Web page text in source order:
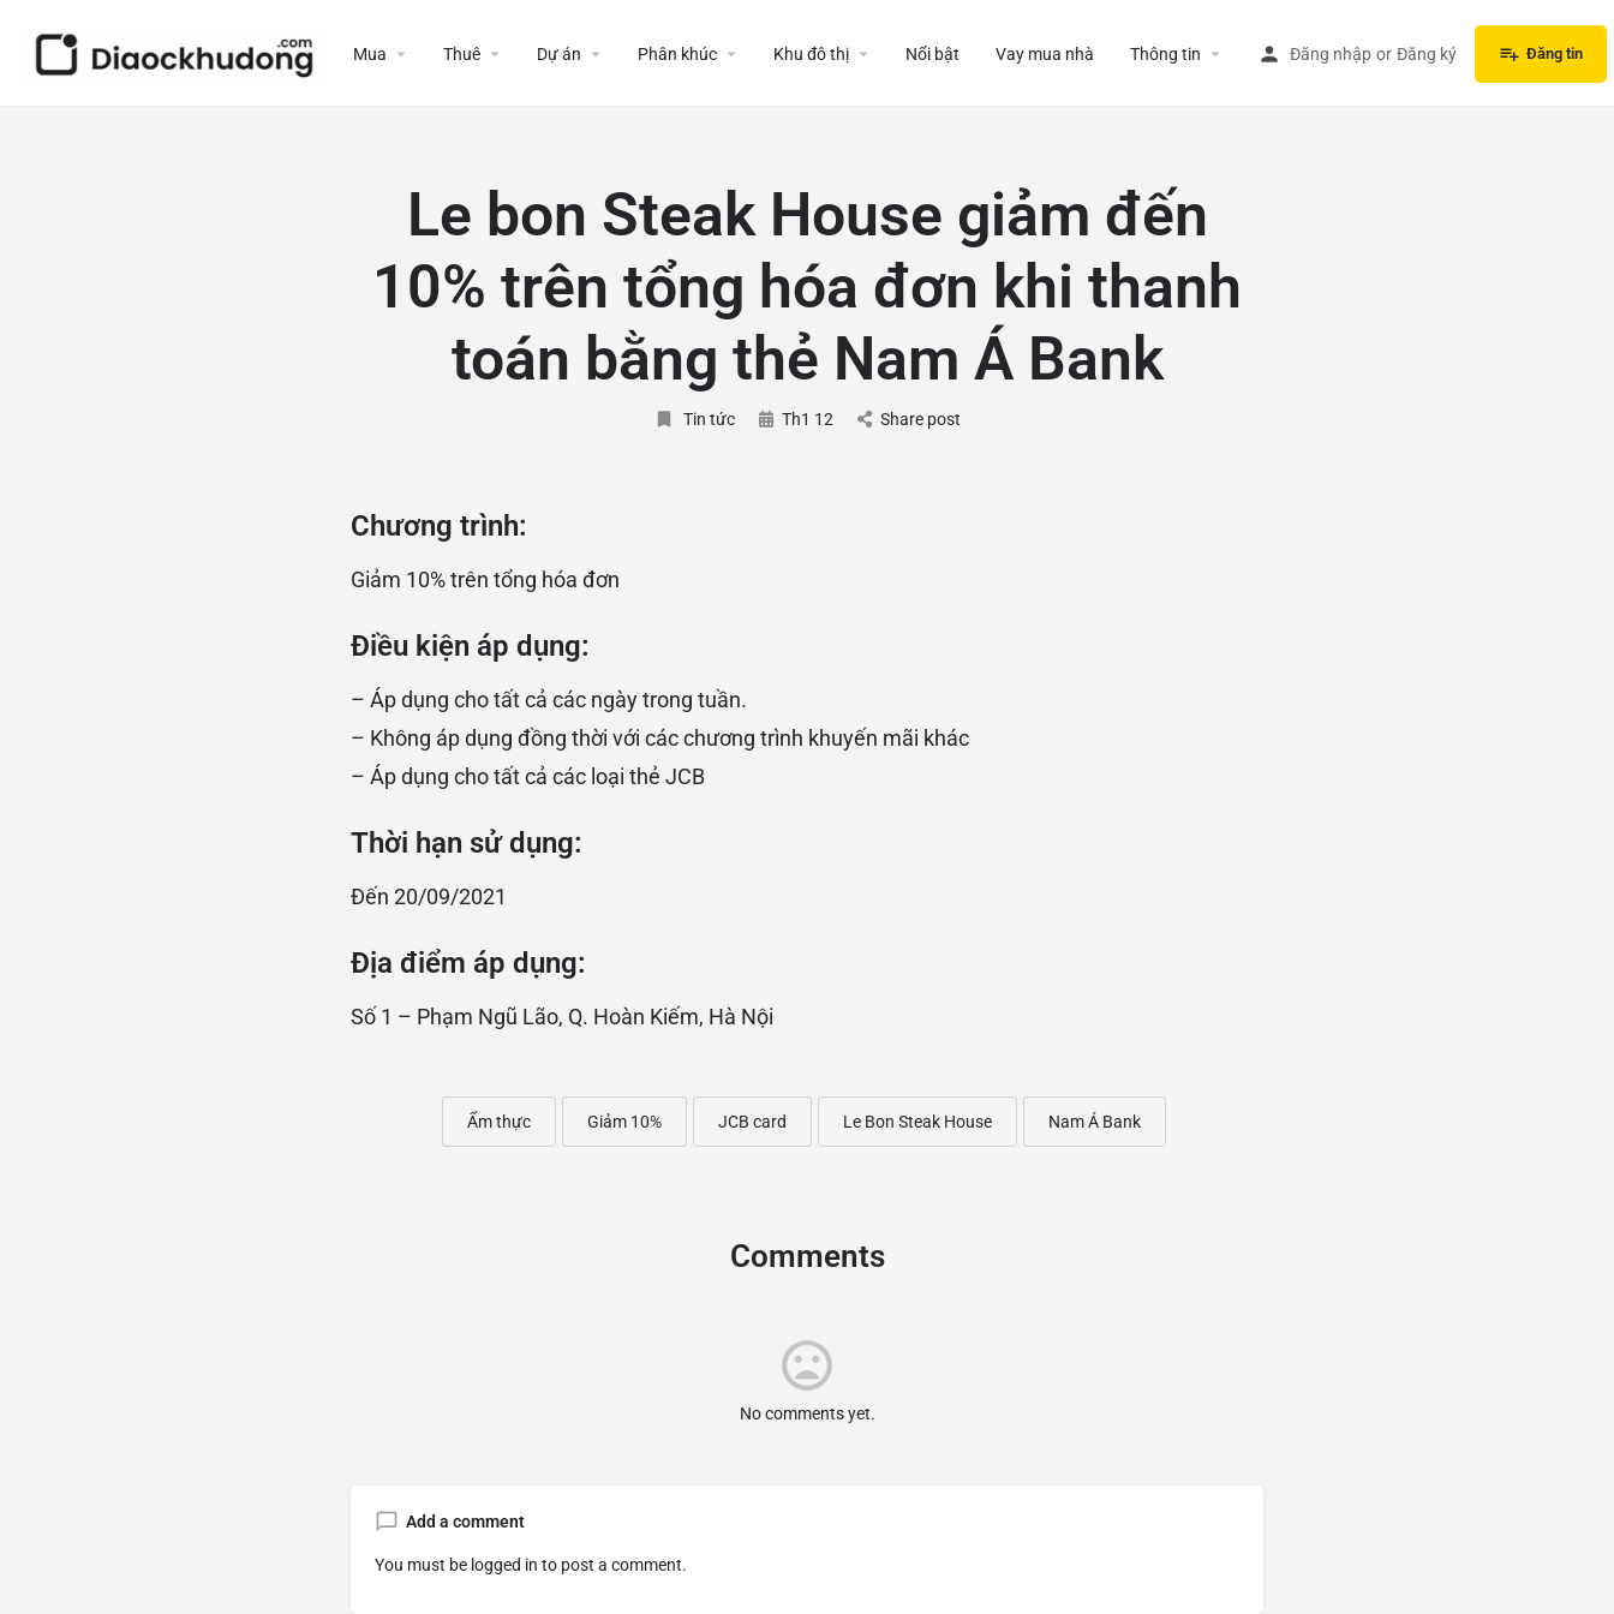
Mua Thuê Dự án Phân khúc Khu đô thị Nổi bật Vay mua nhà Thông tin Đăng nhập or Đăng ký Đăng tin
Le bon Steak House giảm đến
10% trên tổng hóa đơn khi thanh
toán bằng thẻ Nam Á Bank
Tin tức Th1 12 Share post
Chương trình:
Giảm 10% trên tổng hóa đơn
Điều kiện áp dụng:
– Áp dụng cho tất cả các ngày trong tuần.
– Không áp dụng đồng thời với các chương trình khuyến mãi khác
– Áp dụng cho tất cả các loại thẻ JCB
Thời hạn sử dụng:
Đến 20/09/2021
Địa điểm áp dụng:
Số 1 – Phạm Ngũ Lão, Q. Hoàn Kiếm, Hà Nội
Ẩm thực Giảm 10% JCB card Le Bon Steak House Nam Á Bank
Comments
No comments yet.
Add a comment
You must be logged in to post a comment.